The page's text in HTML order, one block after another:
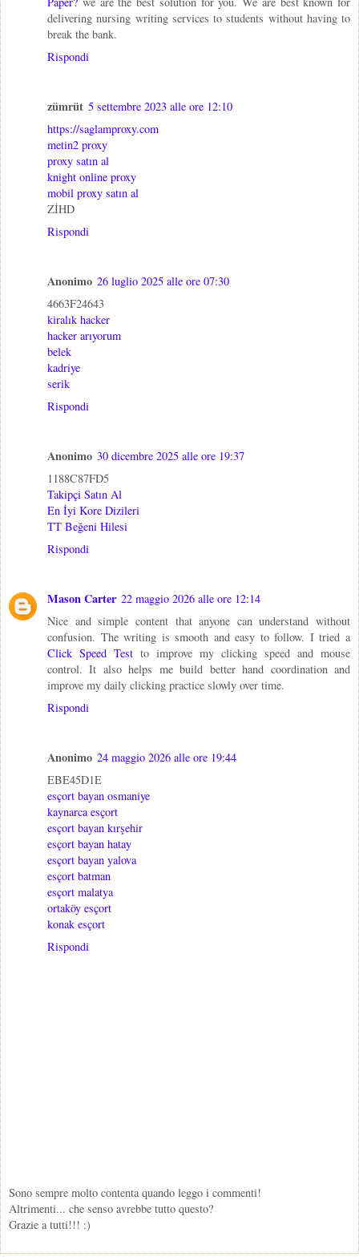
delivering nursing writing services to students without having to
break the bank.
Rispondi
zümrüt 5 settembre 2023 alle ore 12:10
https://saglamproxy.com
metin2 proxy
proxy satın al
knight online proxy
mobil proxy satın al
ZİHD
Rispondi
Anonimo 26 luglio 2025 alle ore 07:30
4663F24643
kiralık hacker
hacker arıyorum
belek
kadriye
serik
Rispondi
Anonimo 30 dicembre 2025 alle ore 19:37
1188C87FD5
Takipçi Satın Al
En İyi Kore Dizileri
TT Beğeni Hilesi
Rispondi
Mason Carter 22 maggio 2026 alle ore 12:14
Nice and simple content that anyone can understand without
confusion. The writing is smooth and easy to follow. I tried a
Click Speed Test to improve my clicking speed and mouse
control. It also helps me build better hand coordination and
improve my daily clicking practice slowly over time.
Rispondi
Anonimo 24 maggio 2026 alle ore 19:44
EBE45D1E
esçort bayan osmaniye
kaynarca esçort
esçort bayan kırşehir
esçort bayan hatay
esçort bayan yalova
esçort batman
esçort malatya
ortaköy esçort
konak esçort
Rispondi
Sono sempre molto contenta quando leggo i commenti!
Altrimenti... che senso avrebbe tutto questo?
Grazie a tutti!!! :)